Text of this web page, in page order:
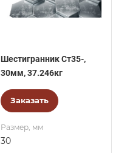
Шестигранник Ст35-,
30мм, 37.246кг
Заказать
Размер, мм
30